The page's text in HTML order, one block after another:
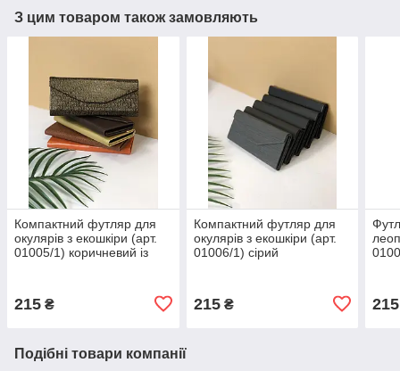
З цим товаром також замовляють
Компактний футляр для
окулярів з екошкіри (арт.
01005/1) коричневий із
215 ₴
Компактний футляр для
окулярів з екошкіри (арт.
01006/1) сірий
215₴ 215
Подібні товари компанії